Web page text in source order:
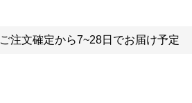
ご注文確定から7~28日でお届け予定